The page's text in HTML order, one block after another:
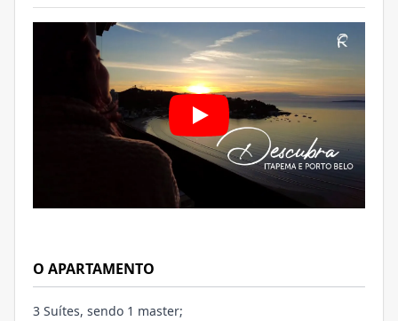
O APARTAMENTO
3 Suítes, sendo 1 master;